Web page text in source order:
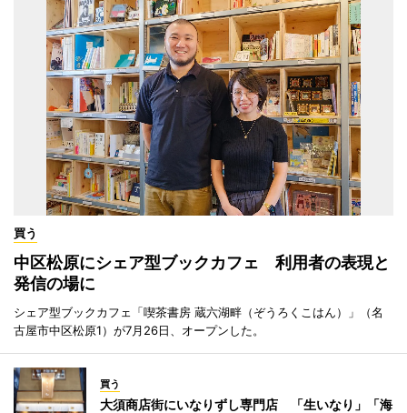
買う
中区松原にシェア型ブックカフェ 利用者の表現と
発信の場に
シェア型ブックカフェ「喫茶書房 蔵六湖畔（ぞうろくこはん）」（名
古屋市中区松原1）が7月26日、オープンした。
買う
大須商店街にいなりずし専門店 「生いなり」「海